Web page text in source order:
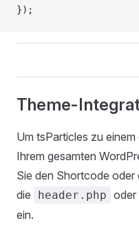
});
Theme-
Um tsParticles zu
Ihrem gesamten
Sie den Shortcode
die
header.php oder
ein.